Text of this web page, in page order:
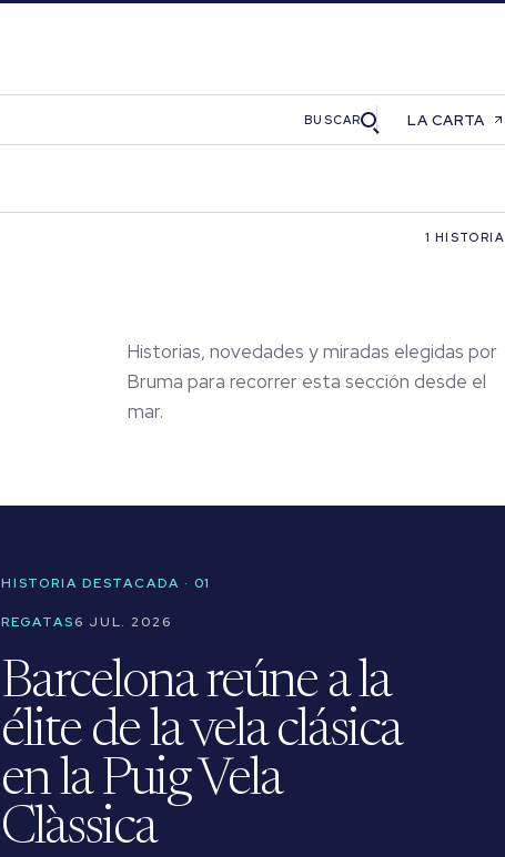
BUSCAR LA CARTA
1 HISTORIA
Historias, novedades y miradas elegidas por
Bruma para recorrer esta sección desde el
mar.
HISTORIA DESTACADA · 01
REGATAS6 JUL. 2026
Barcelona reúne a la
élite de la vela clásica
en la Puig Vela
Clàssica